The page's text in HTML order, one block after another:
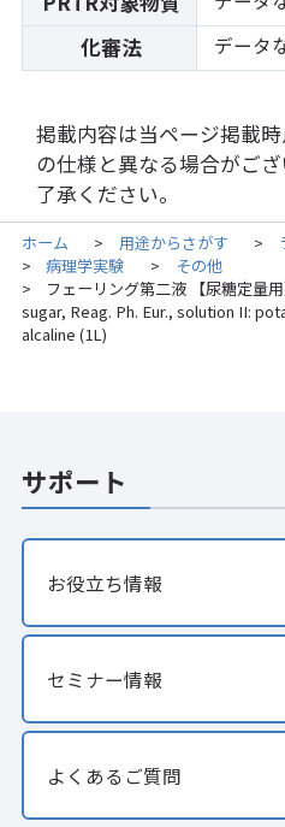
化審法 データ
掲載内容は当ページ掲載
の仕様と異なる場合がご
了承ください。
ホーム > 用途からさがす >
> 病理学実験 > その他
>
フェーリング第二液 【尿糖定量
sugar, Reag. Ph. Eur., solution II:
alcaline (1L)
サポート
お役立ち情報
セミナー情報
よくあるご質問